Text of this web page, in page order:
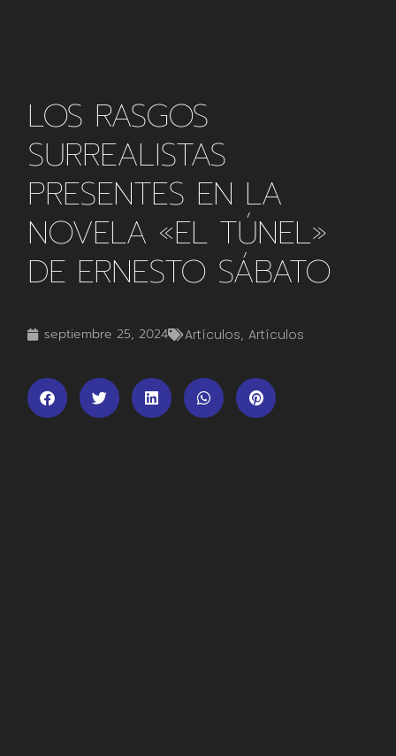
LOS RASGOS
SURREALISTAS
PRESENTES EN LA
NOVELA «EL TÚNEL»
DE ERNESTO SÁBATO
septiembre 25, 2024 Artículos,Artículos